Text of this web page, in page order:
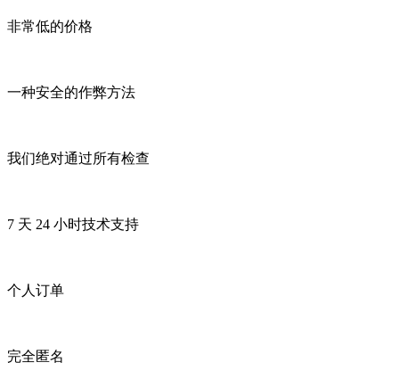
非常低的价格
一种安全的作弊方法
我们绝对通过所有检查
7 天 24 小时技术支持
个人订单
完全匿名